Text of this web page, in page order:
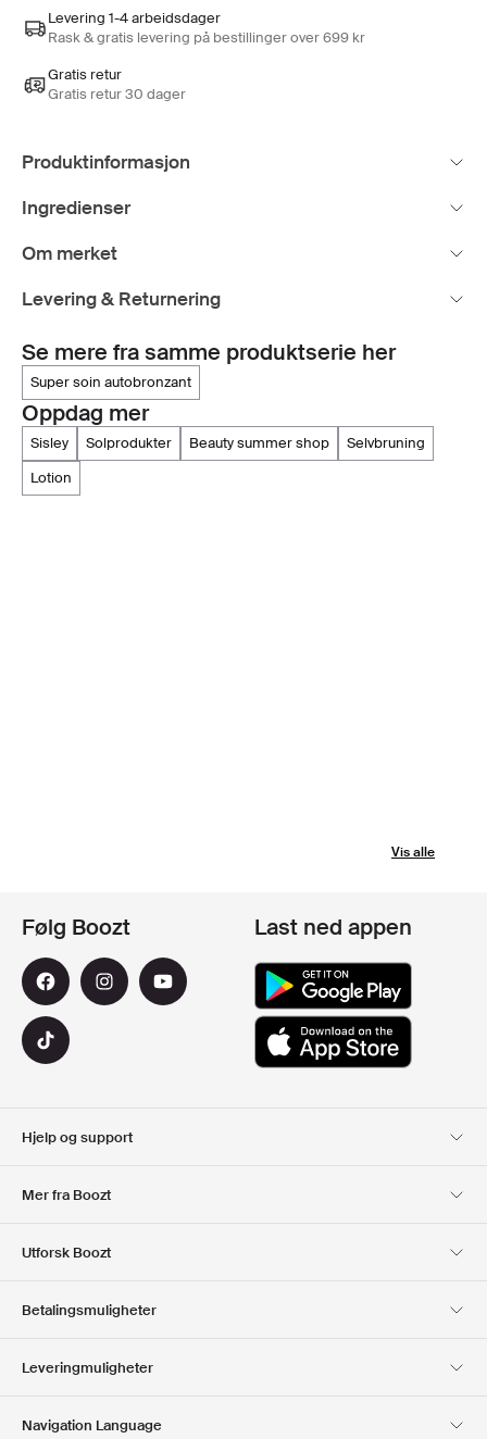
Levering 1-4 arbeidsdager
Rask & gratis levering på bestillinger over 699 kr
Gratis retur
Gratis retur 30 dager
Produktinformasjon
Ingredienser
Om merket
Levering & Returnering
Se mere fra samme produktserie her
super soin autobronzant
Oppdag mer
sisley solprodukter beauty summer shop
selvbruning
lotion
Vis alle
Hjelp og support
Mer fra Boozt
Club Boozt
Utforsk Boozt
Presse og utmerkelser
Følg Boozt Last ned appen
Betalingsmuligheter
Leveringmuligheter
Navigation Language